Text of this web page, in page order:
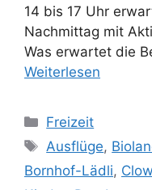
14 bis 17 Uhr
Nachmittag mit
Was erwartet die
Weiterlesen
Kategorien
Freizeit
Schlagwörter
Ausflüge,
Bornhof-Lädli,